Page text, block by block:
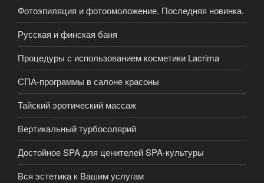
Фотоэпиляция и фотоомоложение. Последняя новинка.
Русская и финская баня
Процедуры с использованием косметики Lacrima
СПА-программы в салоне красоны
Тайский эротический массаж
Вертикальный турбосолярий
Достойное SPA для ценителей SPA-культуры
Вся эстетика к Вашим услугам